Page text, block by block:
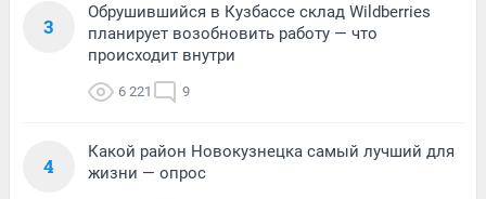
3
Обрушившийся в Кузбассе склад Wildberries
планирует возобновить работу — что
происходит внутри
6 221 9
4
Какой район Новокузнецка самый лучший для
жизни — опрос